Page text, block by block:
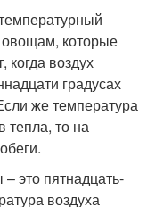
овощам, которые
когда воздух
градусах
же температура
тепла, то на
это пятнадцать-
воздуха